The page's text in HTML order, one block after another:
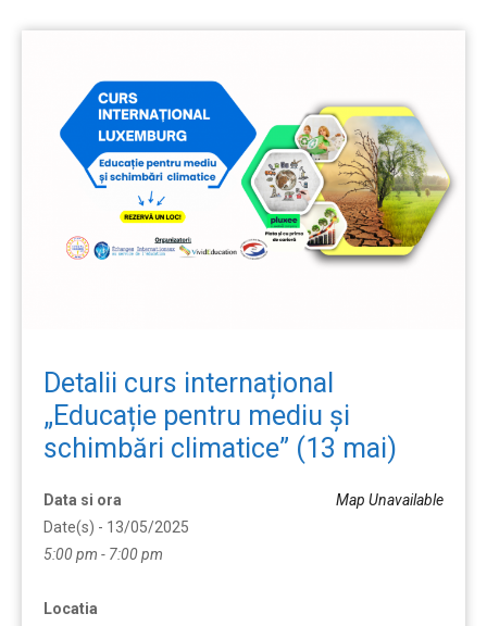
Detalii curs internațional
„Educație pentru mediu și
schimbări climatice” (13 mai)
Map Unavailable
Data si ora
Date(s) - 13/05/2025
5:00 pm - 7:00 pm
Locatia